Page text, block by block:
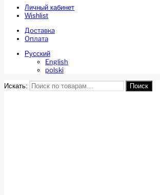
Личный кабинет
Wishlist
Доставка
Оплата
Русский
English
polski
Искать: Поиск